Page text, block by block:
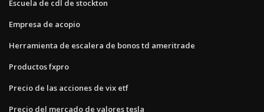
Escuela de cdl de stockton
Empresa de acopio
Herramienta de escalera de bonos td ameritrade
Productos fxpro
Precio de las acciones de vix etf
Precio del mercado de valores tesla